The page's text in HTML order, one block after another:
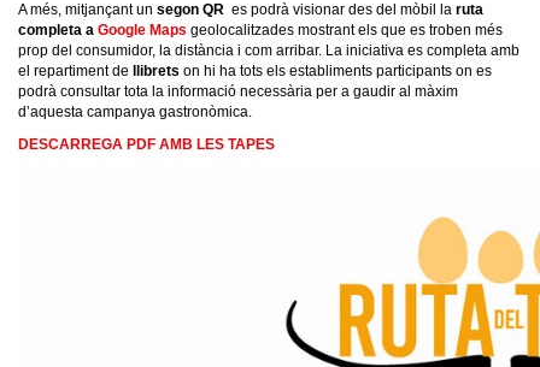
A més, mitjançant un segon QR es podrà visionar des del mòbil la ruta
completa a Google Maps geolocalitzades mostrant els que es troben més
prop del consumidor, la distància i com arribar. La iniciativa es completa amb
el repartiment de
llibrets on hi ha tots els establiments participants on es
podrà consultar tota la informació necessària per a gaudir al màxim
d’aquesta campanya gastronòmica.
DESCARREGA PDF AMB LES TAPES